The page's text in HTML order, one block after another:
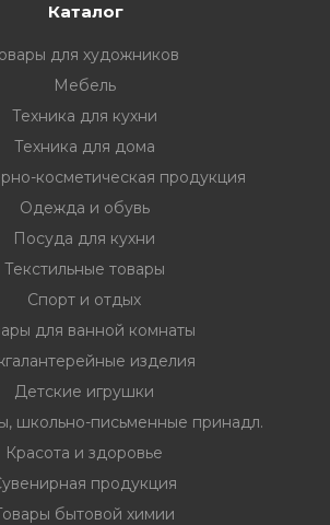
Каталог
для художников
Мебель
Техника для кухни
Техника для дома
косметическая продукция
Одежда и обувь
Посуда для кухни
Текстильные товары
Спорт и отдых
для ванной комнаты
изделия
Детские игрушки
школьно-письменные принадл.
Красота и здоровье
продукция
бытовой химии